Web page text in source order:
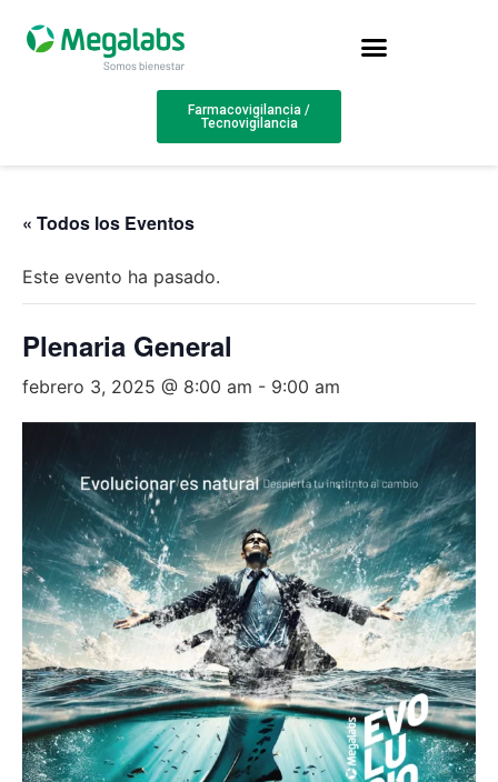
Farmacovigilancia /
Tecnovigilancia
« Todos los Eventos
Este evento ha pasado.
Plenaria General
febrero 3, 2025 @ 8:00 am - 9:00 am